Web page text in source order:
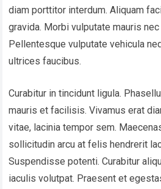
diam porttitor interdum. Aliquam
gravida. Morbi vulputate mauris
Pellentesque vulputate vehicula
ultrices faucibus.
Curabitur in tincidunt ligula.
mauris et facilisis. Vivamus erat
vitae, lacinia tempor sem.
sollicitudin arcu at felis hendrerit
Suspendisse potenti. Curabitur
iaculis volutpat. Praesent et